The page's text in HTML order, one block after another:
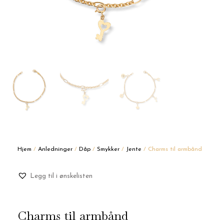
Hjem / Anledninger / Dåp / Smykker / Jente / Charms til armbånd
Legg til i ønskelisten
Charms til armbånd